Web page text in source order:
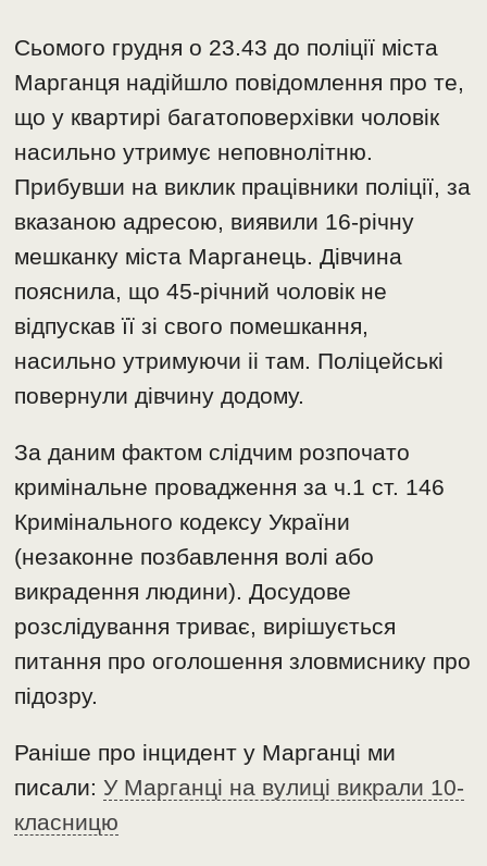
Сьомого грудня о 23.43 до поліції міста
Марганця надійшло повідомлення про те,
що у квартирі багатоповерхівки чоловік
насильно утримує неповнолітню.
Прибувши на виклик працівники поліції, за
вказаною адресою, виявили 16-річну
мешканку міста Марганець. Дівчина
пояснила, що 45-річний чоловік не
відпускав її зі свого помешкання,
насильно утримуючи ii там. Поліцейські
повернули дівчину додому.
За даним фактом слідчим розпочато
кримінальне провадження за ч.1 ст. 146
Кримінального кодексу України
(незаконне позбавлення волі або
викрадення людини). Досудове
розслідування триває, вирішується
питання про оголошення зловмиснику про
підозру.
Раніше про інцидент у Марганці ми
писали:У Марганці на вулиці викрали 10-
класницю